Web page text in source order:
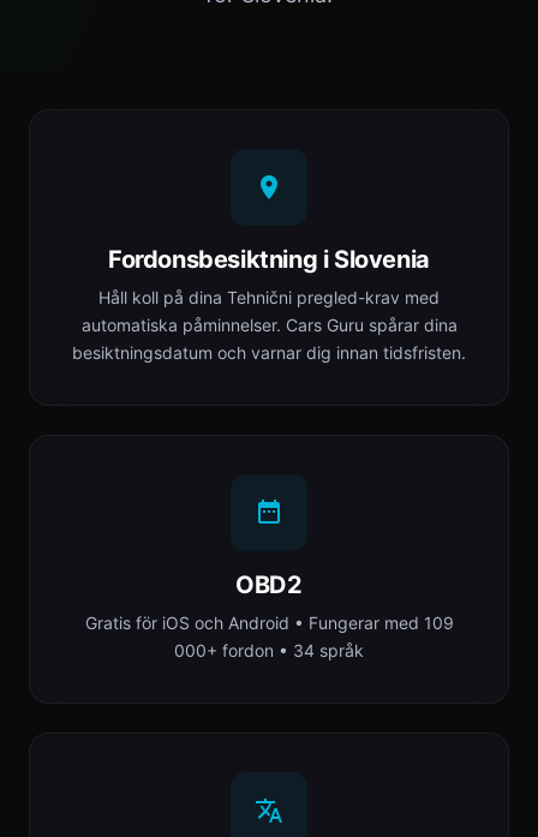
Fordonsbesiktning i Slovenia
Håll koll på dina Tehnični pregled-krav med
automatiska påminnelser. Cars Guru spårar dina
besiktningsdatum och varnar dig innan tidsfristen.
OBD2
Gratis för iOS och Android • Fungerar med 109
000+ fordon • 34 språk